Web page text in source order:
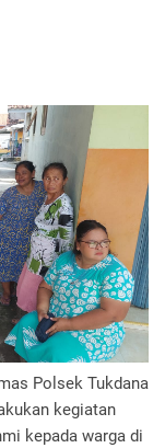
Polsek Tukdana
kegiatan
kepada warga di